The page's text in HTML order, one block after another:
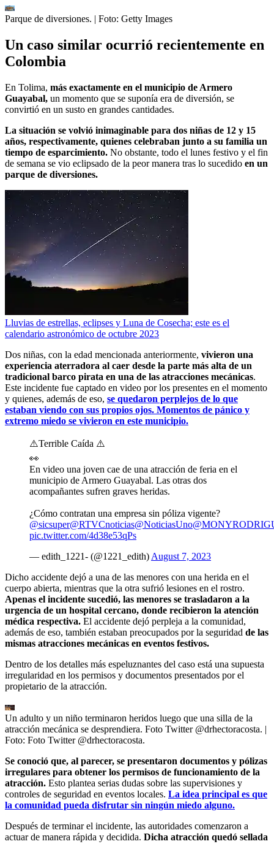
Parque de diversiones. | Foto: Getty Images
Un caso similar ocurrió recientemente en
Colombia
En Tolima, más exactamente en el municipio de Armero
Guayabal, un momento que se suponía era de diversión, se
convirtió en un susto en grandes cantidades.
La situación se volvió inimaginable para dos niñas de 12 y 15
años, respectivamente, quienes celebraban junto a su familia un
tiempo de esparcimiento. No obstante, todo el lunes festivo y el fin
de semana se vio eclipsado de la peor manera tras lo sucedido en un
parque de diversiones.
Lluvias de estrellas, eclipses y Luna de Cosecha; este es el
calendario astronómico de octubre 2023
Dos niñas, con la edad mencionada anteriormente, vivieron una
experiencia aterradora al caer desde la parte más alta de un
tradicional barco pirata en una de las atracciones mecánicas.
Este incidente fue captado en video por los presentes en el momento
y quienes, además de eso, se quedaron perplejos de lo que
estaban viendo con sus propios ojos. Momentos de pánico y
extremo miedo se vivieron en este municipio.
⚠️Terrible Caída ⚠️
👀
En video una joven cae de una atracción de feria en el
municipio de Armero Guayabal. Las otras dos
acompañantes sufren graves heridas.
¿Cómo contratan una empresa sin póliza vigente?
@sicsuper@RTVCnoticias@NoticiasUno
pic.twitter.com/4d38e53qPs
— edith_1221- (@1221_edith) August 7, 2023
Dicho accidente dejó a una de las menores con una herida en el
cuerpo abierta, mientras que la otra sufrió lesiones en el rostro.
Apenas el incidente sucedió, las menores se trasladaron a la
urgencia de un hospital cercano, donde recibieron la atención
médica respectiva. El accidente dejó perpleja a la comunidad,
además de eso, también estaban preocupados por la seguridad de las
mismas atracciones mecánicas en eventos festivos.
Dentro de los detalles más espeluznantes del caso está una supuesta
irregularidad en los permisos y documentos presentados por el
propietario de la atracción.
Un adulto y un niño terminaron heridos luego que una silla de la
atracción mecánica se desprendiera. Foto Twitter @drhectoracosta. |
Foto: Foto Twitter @drhectoracosta.
Se conoció que, al parecer, se presentaron documentos y pólizas
irregulares para obtener los permisos de funcionamiento de la
atracción. Esto plantea serias dudas sobre las supervisiones y
controles de seguridad en eventos locales. La idea principal es que
la comunidad pueda disfrutar sin ningún miedo alguno.
Después de terminar el incidente, las autoridades comenzaron a
actuar de manera rápida y decidida. Dicha atracción quedó sellada